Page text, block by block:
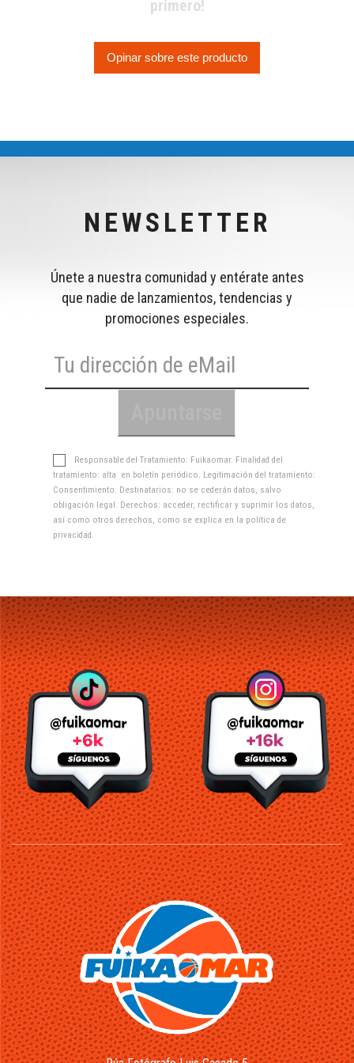
primero!
Opinar sobre este producto
NEWSLETTER
Únete a nuestra comunidad y entérate antes
que nadie de lanzamientos, tendencias y
promociones especiales.
Responsable del Tratamiento: Fuikaomar. Finalidad del
tratamiento: alta en boletín periódico. Legitimación del tratamiento:
Consentimiento. Destinatarios: no se cederán datos, salvo
obligación legal. Derechos: acceder, rectificar y suprimir los datos,
así como otros derechos, como se explica en la política de
privacidad .